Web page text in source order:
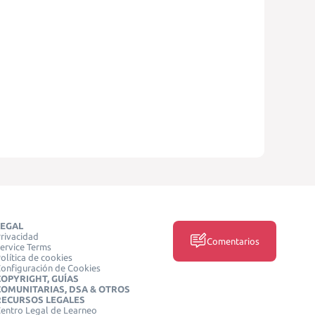
Terms
de cookies
de Cookies
GUÍAS
DSA & OTROS
LEGALES
Legal de Learneo
Comentarios